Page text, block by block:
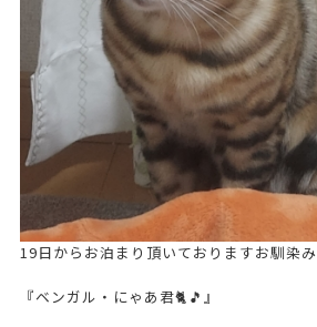
19日からお泊まり頂いておりますお馴染み
『ベンガル・にゃあ君🐈🎵』